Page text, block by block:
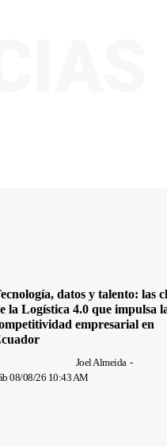
datos y talento: las
la Logística 4.0 que impulsa
empresarial en
Joel Almeida -
08/08/26 10:43 AM